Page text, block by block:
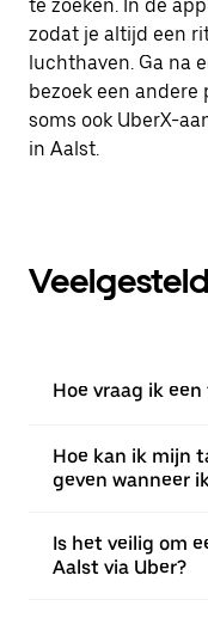
te zoeken. In de
zodat je altijd een
luchthaven. Ga na
bezoek een
soms ook UberX-
in Aalst.
Hoe vraag ik
Hoe kan ik mijn
geven wanneer
Is het veilig om
Aalst via Uber?